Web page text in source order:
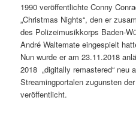
1990 veröffentlichte Conny
„Christmas Nights“, den er
des Polizeimusikkorps Baden-
André Waltemate eingespielt
Nun wurde er am 23.11.2018
2018 „digitally remastered“ neu
Streamingportalen zugunsten
veröffentlicht.